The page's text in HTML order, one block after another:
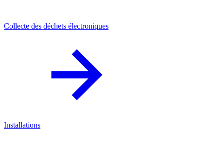
Collecte des déchets électroniques
Installations